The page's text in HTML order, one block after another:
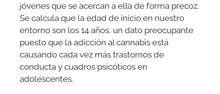
jóvenes que se acercan a ella de forma precoz.
Se calcula que la edad de inicio en nuestro
entorno son los 14 años, un dato preocupante
puesto que la adicción al cannabis está
causando cada vez más trastornos de
conducta y cuadros psicóticos en
adolescentes.